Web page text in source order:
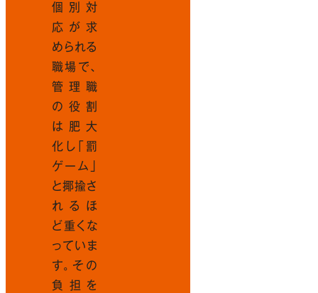
個別対
応が求
められる
職場で、
管理職
の役割
は肥大
化し「罰
ゲーム」
と揶揄さ
れるほ
ど重くな
っていま
す。その
負担を